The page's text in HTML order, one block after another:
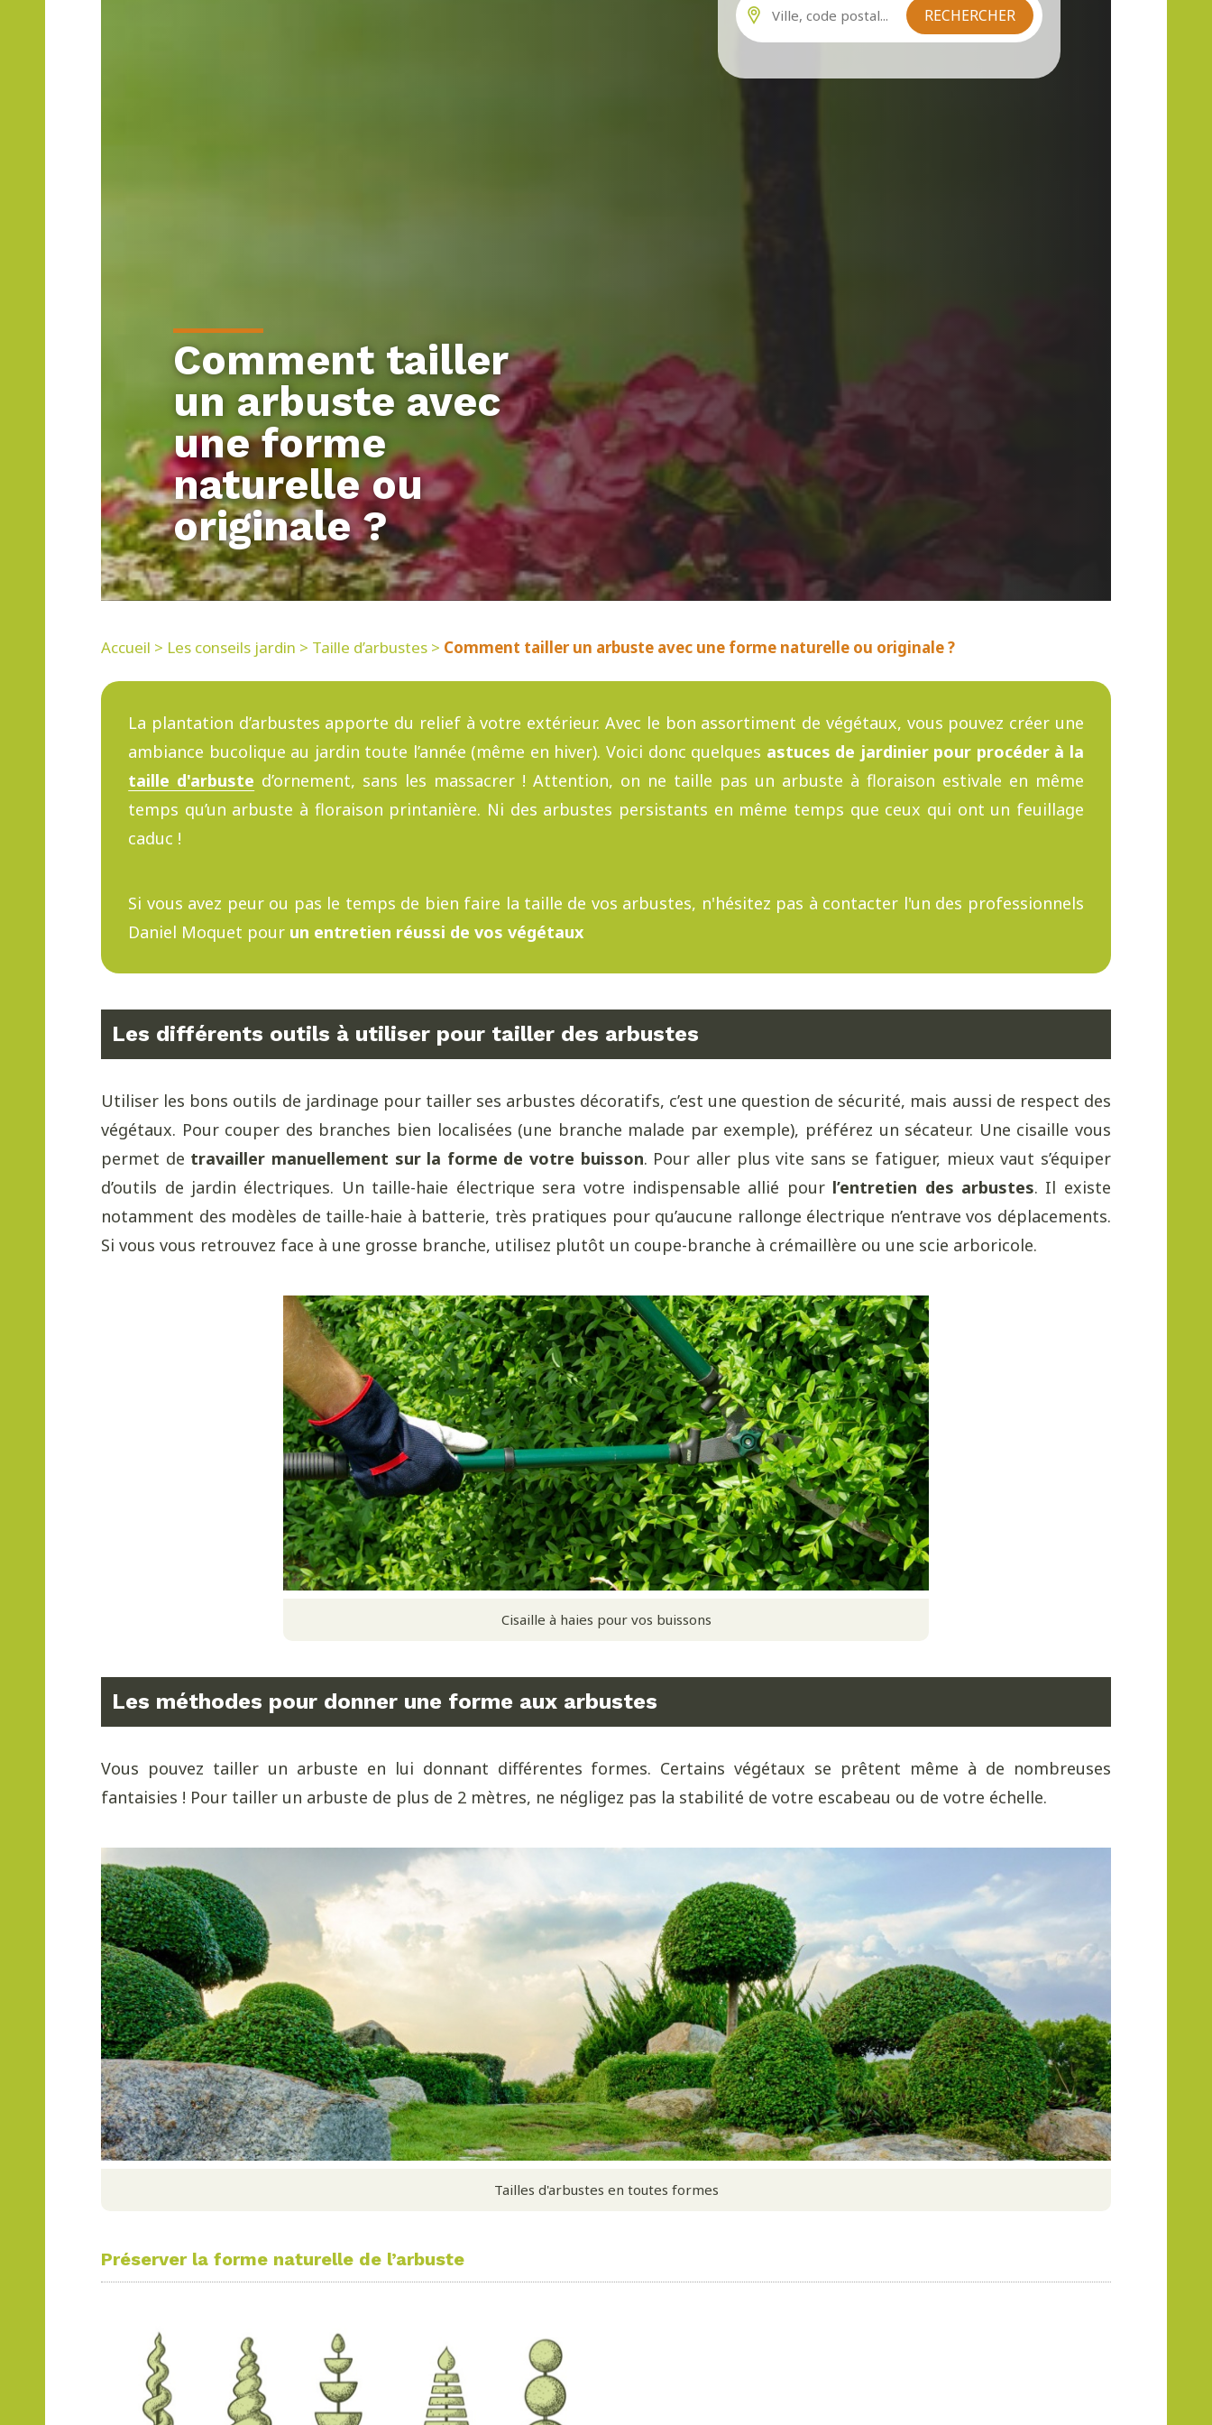
Comment tailler
un arbuste avec
une forme
naturelle ou
originale ?
Accueil > Les conseils jardin > Taille d’arbustes > Comment tailler un arbuste avec une forme naturelle ou originale ?
La plantation d’arbustes apporte du relief à votre extérieur. Avec le bon assortiment de végétaux, vous pouvez créer une
ambiance bucolique au jardin toute l’année (même en hiver). Voici donc quelques astuces de jardinier pour procéder à la
taille d'arbuste d’ornement, sans les massacrer ! Attention, on ne taille pas un arbuste à floraison estivale en même
temps qu’un arbuste à floraison printanière. Ni des arbustes persistants en même temps que ceux qui ont un feuillage
caduc !
Si vous avez peur ou pas le temps de bien faire la taille de vos arbustes, n'hésitez pas à contacter l'un des professionnels
Daniel Moquet pour un entretien réussi de vos végétaux
Les différents outils à utiliser pour tailler des arbustes
Utiliser les bons outils de jardinage pour tailler ses arbustes décoratifs, c’est une question de sécurité, mais aussi de respect des
végétaux. Pour couper des branches bien localisées (une branche malade par exemple), préférez un sécateur. Une cisaille vous
permet de travailler manuellement sur la forme de votre buisson. Pour aller plus vite sans se fatiguer, mieux vaut s’équiper
d’outils de jardin électriques. Un taille-haie électrique sera votre indispensable allié pour l’entretien des arbustes. Il existe
notamment des modèles de taille-haie à batterie, très pratiques pour qu’aucune rallonge électrique n’entrave vos déplacements.
Si vous vous retrouvez face à une grosse branche, utilisez plutôt un coupe-branche à crémaillère ou une scie arboricole.
Cisaille à haies pour vos buissons
Les méthodes pour donner une forme aux arbustes
Vous pouvez tailler un arbuste en lui donnant différentes formes. Certains végétaux se prêtent même à de nombreuses
fantaisies ! Pour tailler un arbuste de plus de 2 mètres, ne négligez pas la stabilité de votre escabeau ou de votre échelle.
Tailles d'arbustes en toutes formes
Préserver la forme naturelle de l’arbuste